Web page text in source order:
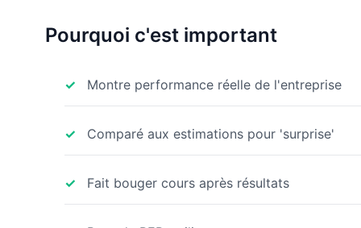
Pourquoi c'est important
Montre performance réelle de l'entreprise
Comparé aux estimations pour 'surprise'
Fait bouger cours après résultats